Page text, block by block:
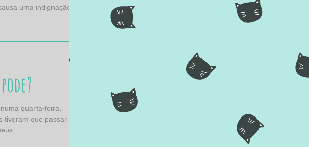
uma indignação e
quarta-feira,
que passar a